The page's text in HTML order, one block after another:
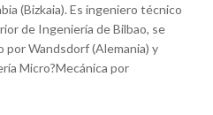
(Bizkaia). Es ingeniero técnico
de Ingeniería de Bilbao, se
Wandsdorf (Alemania) y
Micro?Mecánica por